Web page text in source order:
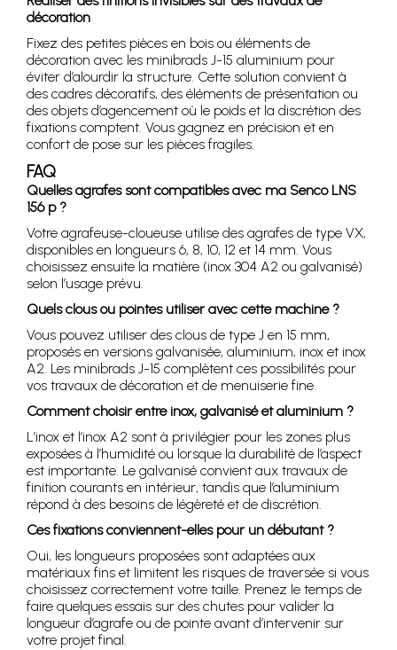
décoration
Fixez des petites pièces en bois ou éléments de
décoration avec les minibrads J-15 aluminium pour
éviter d’alourdir la structure. Cette solution convient à
des cadres décoratifs, des éléments de présentation ou
des objets d’agencement où le poids et la discrétion des
fixations comptent. Vous gagnez en précision et en
confort de pose sur les pièces fragiles.
FAQ
Quelles agrafes sont compatibles avec ma Senco LNS
156 p ?
Votre agrafeuse-cloueuse utilise des agrafes de type VX,
disponibles en longueurs 6, 8, 10, 12 et 14 mm. Vous
choisissez ensuite la matière (inox 304 A2 ou galvanisé)
selon l’usage prévu.
Quels clous ou pointes utiliser avec cette machine ?
Vous pouvez utiliser des clous de type J en 15 mm,
proposés en versions galvanisée, aluminium, inox et inox
A2. Les minibrads J-15 complètent ces possibilités pour
vos travaux de décoration et de menuiserie fine.
Comment choisir entre inox, galvanisé et aluminium ?
L’inox et l’inox A2 sont à privilégier pour les zones plus
exposées à l’humidité ou lorsque la durabilité de l’aspect
est importante. Le galvanisé convient aux travaux de
finition courants en intérieur, tandis que l’aluminium
répond à des besoins de légèreté et de discrétion.
Ces fixations conviennent-elles pour un débutant ?
Oui, les longueurs proposées sont adaptées aux
matériaux fins et limitent les risques de traversée si vous
choisissez correctement votre taille. Prenez le temps de
faire quelques essais sur des chutes pour valider la
longueur d’agrafe ou de pointe avant d’intervenir sur
votre projet final.